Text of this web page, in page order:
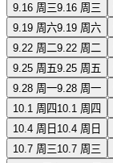
9.16 周三9.16 周三
9.19 周六9.19 周六
9.22 周二9.22 周二
9.25 周五9.25 周五
9.28 周一9.28 周一
10.1 周四 10.1 周四
10.4 周日 10.4 周日
10.7 周三10.7 周三